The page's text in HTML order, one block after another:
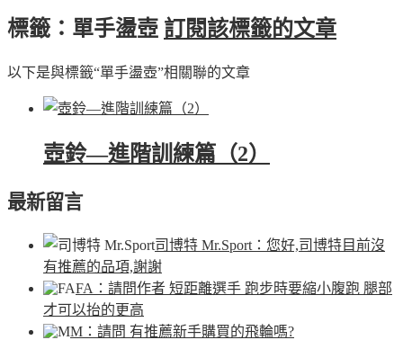
標籤：單手盪壺 訂閱該標籤的文章
以下是與標籤“單手盪壺”相關聯的文章
壺鈴—進階訓練篇（2）
最新留言
司博特 Mr.Sport ：您好,司博特目前沒
有推薦的品項,謝謝
FA ：請問作者 短距離選手 跑步時要縮小腹跑 腿部
才可以抬的更高
M ：請問 有推薦新手購買的飛輪嗎?